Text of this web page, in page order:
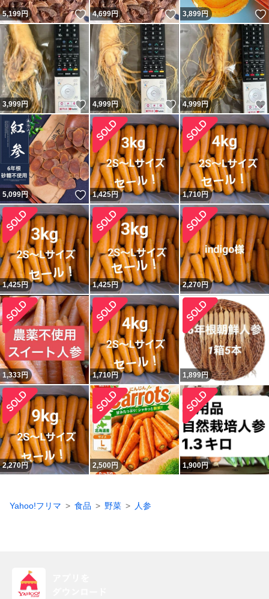
5,199円 いいね！
4,699円 いいね！
3,899円
3,999円 いいね！
4,999円 いいね！
4,999円
5,099円 いいね！
1,425円 1,710円
1,425円 1,425円 2,270円
1,333円 1,710円 1,899円
2,270円 2,500円 1,900円
Yahoo!フリマ 食品 野菜 人参